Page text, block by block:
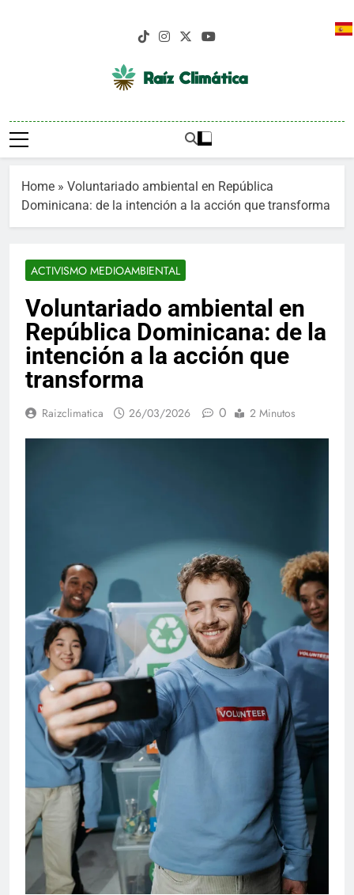
Raíz Climática
Informaciones Sobre Cambio Climático
En República Dominicana
Home » Voluntariado ambiental en República
Dominicana: de la intención a la acción que transforma
ACTIVISMO MEDIOAMBIENTAL
Voluntariado ambiental en
República Dominicana: de la
intención a la acción que
transforma
Raizclimatica 26/03/2026 0 2 Minutos